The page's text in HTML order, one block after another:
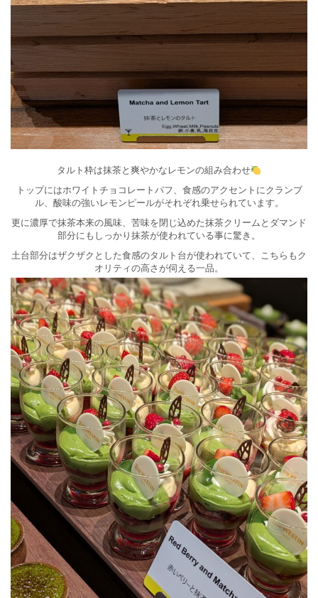
タルト枠は抹茶と爽やかなレモンの組み合わせ
トップにはホワイトチョコレートパフ、食感のアクセントにクランブ
ル、酸味の強いレモンピールがそれぞれ乗せられています。
更に濃厚で抹茶本来の風味、苦味を閉じ込めた抹茶クリームとダマンド
部分にもしっかり抹茶が使われている事に驚き。
土台部分はザクザクとした食感のタルト台が使われていて、こちらもク
オリティの高さが伺える一品。